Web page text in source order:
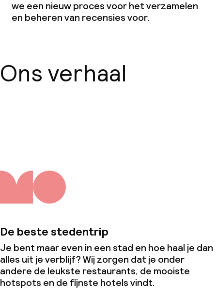
we een nieuw proces voor het verzamelen
en beheren van recensies voor.
Ons verhaal
De beste stedentrip
Je bent maar even in een stad en hoe haal je dan
alles uit je verblijf? Wij zorgen dat je onder
andere de leukste restaurants, de mooiste
hotspots en de fijnste hotels vindt.